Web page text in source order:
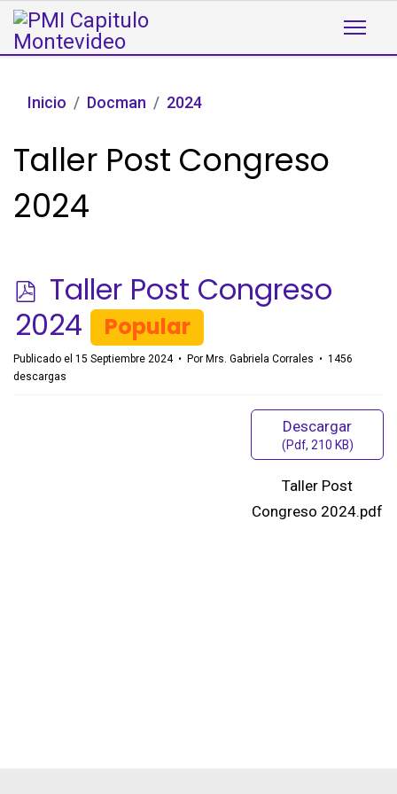
Inicio Docman 2024
Taller Post Congreso
2024
p
d
f
Taller Post Congreso
2024
Popular
Publicado el 15 Septiembre 2024 Por Mrs. Gabriela Corrales
1456
descargas
Descargar
(Pdf, 210 KB)
Taller Post
Congreso 2024.pdf